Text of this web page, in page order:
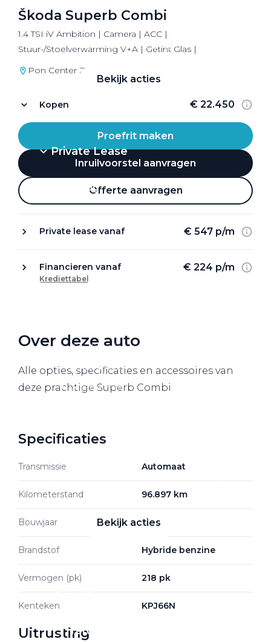
Bekijk alle aanbiedingen
Bekijk acties
Private Lease
Terug
Berijdersinfo
Lease acties
Lease a Bike
voordeel
Bekijk acties
Zakelijk
Terug
Škoda Superb Combi
1.4 TSI iV Ambition | Camera | ACC |
Stuur-/Stoelverwarming V+A | Getint Glas |
Pon Center Zeist
Kopen € 22.450
Proefrit maken
Inruilvoorstel aanvragen
Offerte aanvragen
Private lease vanaf € 547 p/m
Financieren vanaf € 224 p/m
Krediettabel
Over deze auto
Alle opties, specificaties en accessoires van
deze prachtige Superb Combi
Specificaties
Transmissie Automaat
Kilometerstand 96.897 km
Bouwjaar 2022
Brandstof Hybride benzine
Vermogen (pk) 218 pk
Kenteken KPJ66N
Uitrusting